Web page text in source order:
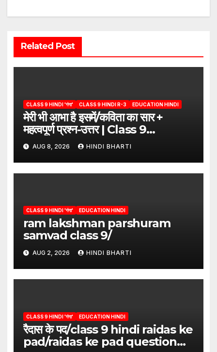
Related Post
CLASS 9 HINDI 'गंगा' CLASS 9 HINDI R-3 EDUCATION HINDI
मेरी भी आभा है इसमें/कविता का सार +
महत्वपूर्ण प्रश्न-उत्तर | Class 9
Hindi”/meri bhi abha hai isme
question answers
AUG 8, 2026 HINDI BHARTI
CLASS 9 HINDI 'गंगा' EDUCATION HINDI
ram lakshman parshuram
samvad class 9/
AUG 2, 2026 HINDI BHARTI
CLASS 9 HINDI 'गंगा' EDUCATION HINDI
रैदास के पद/class 9 hindi raidas ke
pad/raidas ke pad question